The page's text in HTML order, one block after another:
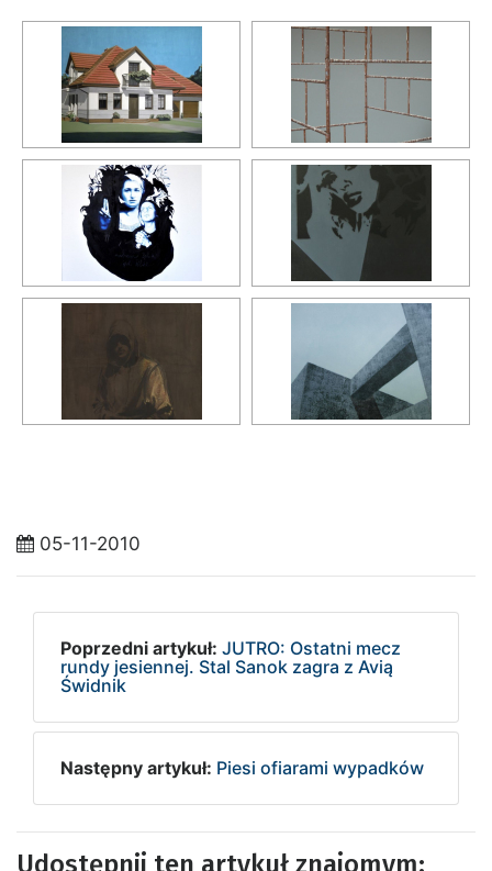
05-11-2010
Poprzedni artykuł: JUTRO: Ostatni mecz
rundy jesiennej. Stal Sanok zagra z Avią
Świdnik
Następny artykuł: Piesi ofiarami wypadków
Udostępnij ten artykuł znajomym: